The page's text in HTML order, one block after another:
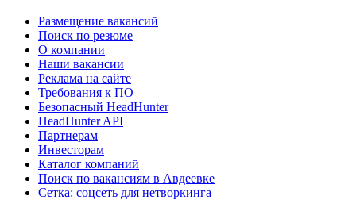
Размещение вакансий
Поиск по резюме
О компании
Наши вакансии
Реклама на сайте
Требования к ПО
Безопасный HeadHunter
HeadHunter API
Партнерам
Инвесторам
Каталог компаний
Поиск по вакансиям в Авдеевке
Сетка: соцсеть для нетворкинга